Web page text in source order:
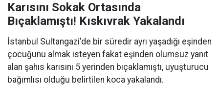
Karısını Sokak Ortasında
Bıçaklamıştı! Kıskıvrak Yakalandı
İstanbul Sultangazi'de bir süredir ayrı yaşadığı eşinden
çocuğunu almak isteyen fakat eşinden olumsuz yanıt
alan şahıs karısını 5 yerinden bıçaklamıştı, uyuşturucu
bağımlısı olduğu belirtilen koca yakalandı.